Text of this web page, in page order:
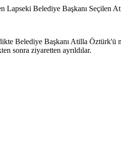
Belediye Başkanı Seçilen
Belediye Başkanı Atilla Öztürk'ü
sonra ziyaretten ayrıldılar.